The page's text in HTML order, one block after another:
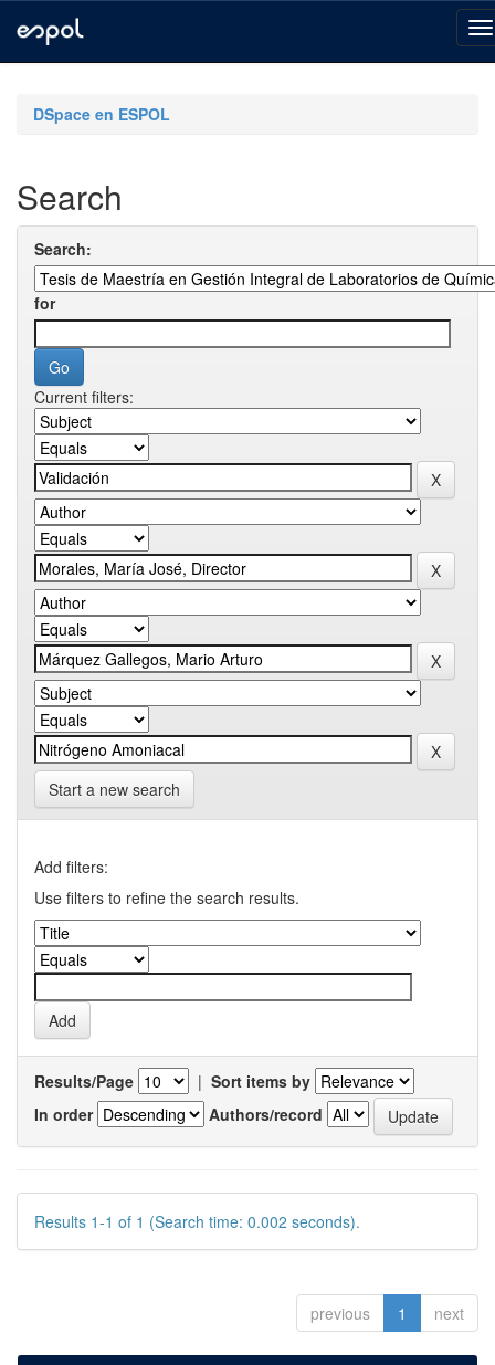
navigationDSpace en ESPOL
Search
Search:
for
Current filters:
Start a new search
Add filters:
Use filters to refine the search results.
Results/Page | Sort items by
In order
Authors/record
Results 1-1 of 1 (Search time: 0.002 seconds).
previous 1 next